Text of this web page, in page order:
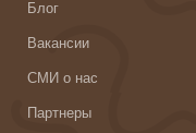
Блог
Вакансии
СМИ о нас
Партнеры